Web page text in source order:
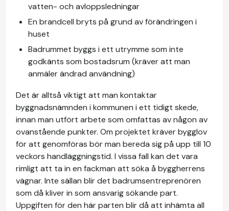
vatten- och avloppsledningar
En brandcell bryts på grund av förändringen i
huset
Badrummet byggs i ett utrymme som inte
godkänts som bostadsrum (kräver att man
anmäler ändrad användning)
Det är alltså viktigt att man kontaktar
byggnadsnämnden i kommunen i ett tidigt skede,
innan man utfört arbete som omfattas av någon av
ovanstående punkter. Om projektet kräver bygglov
för att genomföras bör man bereda sig på upp till 10
veckors handläggningstid. I vissa fall kan det vara
rimligt att ta in en fackman att söka å byggherrens
vägnar. Inte sällan blir det badrumsentreprenören
som då kliver in som ansvarig sökande part.
Uppgiften för den här parten blir då att inhämta all